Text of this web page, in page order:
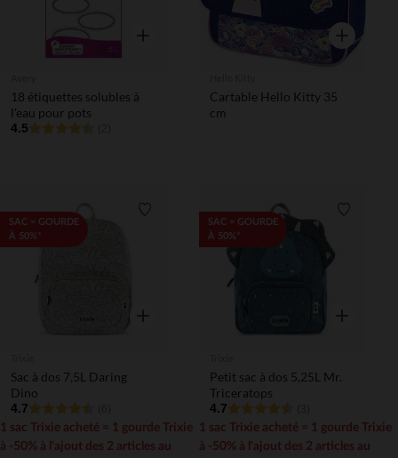
Aperçu rapide
18 étiquettes solubles à
l'eau pour pots
4.5
Aperçu
Cartable Hello Kitty 35
cm
SAC = GOURDE
À 50%*
Liste de souhaits
Aperçu rapide
Sac à dos 7,5L Daring
Dino
4.7
1 sac Trixie acheté = 1 gourde Trixie
à -50% à l'ajout des 2 articles au
SAC = GOURDE
À 50%*
Aperçu
Petit sac à dos 5,25L Mr.
Triceratops
4.7
1 sac Trixie acheté = 1 gourde Trixie
à -50% à l'ajout des 2 articles au